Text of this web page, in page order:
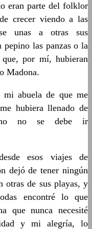
eran parte del folklor
crecer viendo a las
unas a otras sus
pepino las panzas o la
por mí, hubieran
Madona.
abuela de que me
hubiera llenado de
no se debe ir
esos viajes de
dejó de tener ningún
otras de sus playas, y
encontré lo que
que nunca necesité
y mi alegría, lo